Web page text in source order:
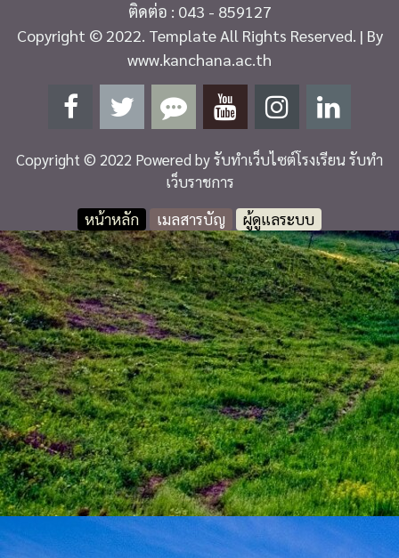
ติดต่อ : 043 - 859127
Copyright © 2022. Template All Rights Reserved. | By
www.kanchana.ac.th
Copyright © 2022 Powered byรับทำเว็บไซต์โรงเรียน รับทำ
เว็บราชการ
หน้าหลัก
เมลสารบัญ ผู้ดูแลระบบ